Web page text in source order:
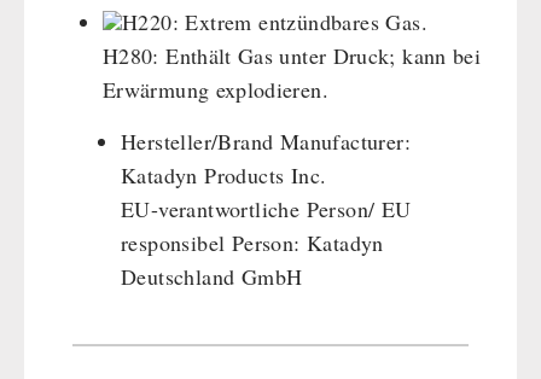
Schutzraum-Ausrüstung
H220: Extrem entzündbares Gas.
H280: Enthält Gas unter Druck; kann bei
Erwärmung explodieren.
Hersteller/Brand Manufacturer:
Katadyn Products Inc.
EU-verantwortliche Person/ EU
responsibel Person: Katadyn
Deutschland GmbH